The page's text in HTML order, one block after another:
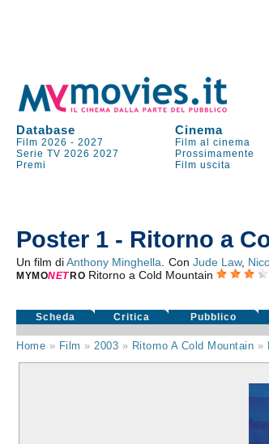
Database Cinema
Film 2026 -2027 Film al cinema
Serie TV 2026 2027 Prossimamente
Premi
Film uscita
Poster 1 - Ritorno a
Un film diAnthony Minghella . Con Jude Law,
MYMONET RO Ritorno a Cold Mountain
Scheda Critica Pubblico
Home » Film » 2003 » Ritorno A Cold Mountain »